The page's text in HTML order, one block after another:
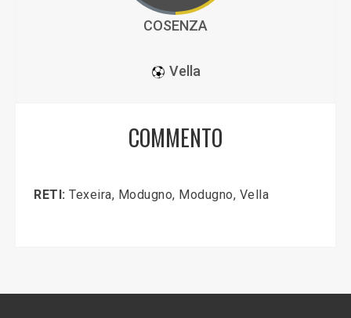
COSENZA
Vella
COMMENTO
RETI: Texeira, Modugno, Modugno, Vella